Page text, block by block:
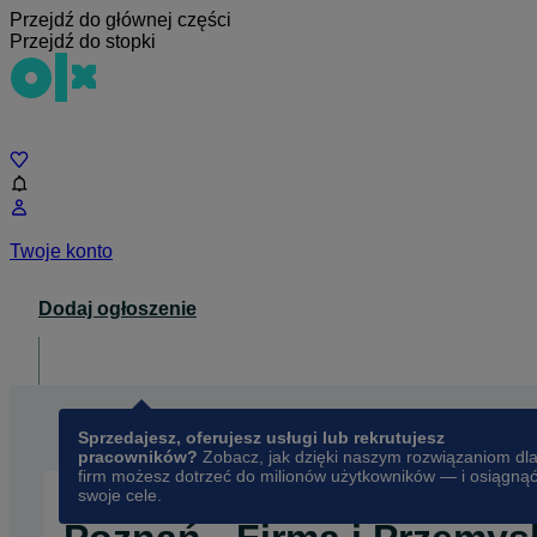
Przejdź do głównej części
Przejdź do stopki
Twoje konto
Dodaj ogłoszenie
Sprzedajesz, oferujesz usługi lub rekrutujesz
pracowników? Zobacz, jak dzięki naszym rozwiązaniom dla
firm możesz dotrzeć do milionów użytkowników — i osiągnąć
swoje cele.